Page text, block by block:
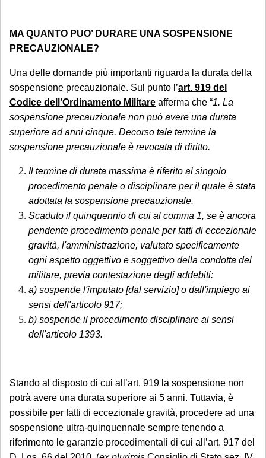
MA QUANTO PUO’ DURARE UNA SOSPENSIONE
PRECAUZIONALE?
Una delle domande più importanti riguarda la durata della
sospensione precauzionale. Sul punto l’art. 919 del
Codice dell’Ordinamento Militare afferma che “1. La
sospensione precauzionale non può avere una durata
superiore ad anni cinque. Decorso tale termine la
sospensione precauzionale è revocata di diritto.
Il termine di durata massima è riferito al singolo
procedimento penale o disciplinare per il quale è stata
adottata la sospensione precauzionale.
Scaduto il quinquennio di cui al comma 1, se è ancora
pendente procedimento penale per fatti di eccezionale
gravità, l'amministrazione, valutato specificamente
ogni aspetto oggettivo e soggettivo della condotta del
militare, previa contestazione degli addebiti:
a) sospende l'imputato [dal servizio] o dall'impiego ai
sensi dell'articolo 917;
b) sospende il procedimento disciplinare ai sensi
dell'articolo 1393.
Stando al disposto di cui all’art. 919 la sospensione non
potrà avere una durata superiore ai 5 anni. Tuttavia, è
possibile per fatti di eccezionale gravità, procedere ad una
sospensione ultra-quinquennale sempre tenendo a
riferimento le garanzie procedimentali di cui all’art. 917 del
invita a mandare una mail con richiesta di
Sarà comunque garantita assistenza
urgente esclusivamente per le seguenti
casistiche:
avviso di conclusione delle indagini ex
art. 415-bis c.p.p.;
ricorsi, memorie e osservazioni con
termine di scadenza ricadente nel
periodo di chiusura,
comunicate tempestivamente alla
notifica;
Per tali casistiche La invitiamo a descrivere
dettagliatamente la situazione in una
email: la Sua richiesta sarà evasa
esclusivamente tramite email di riscontro
da parte dello Studio, che indicherà le
Se è già cliente dello Studio, le richieste
non strettamente urgenti (aggiornamenti
sullo stato della pratica, quesiti generali,
gestione adempimenti processuali
rinviabili) saranno prese in carico al rientro,